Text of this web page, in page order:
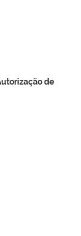
de